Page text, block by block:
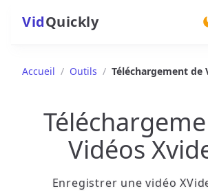
VidQuickly
Accueil / Outils / Téléchargement de
Vidéos
Enregistrer une vidéo